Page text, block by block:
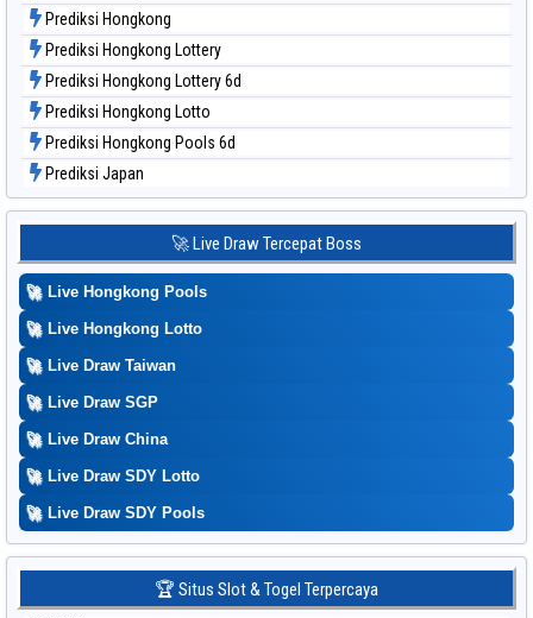
Prediksi Hongkong
Prediksi Hongkong Lottery
Prediksi Hongkong Lottery 6d
Prediksi Hongkong Lotto
Prediksi Hongkong Pools 6d
Prediksi Japan
Prediksi Japan 6d
Prediksi Kuda Lari
Prediksi Magnum Cambodia
Prediksi Nagoya
Prediksi North Carolina Day
Prediksi Singapore
Prediksi Sydney
Prediksi Sydney Lottery
Prediksi Sydney Lottery 6d
Prediksi Sydney Lotto
Prediksi Sydney Pools 6d
🚀 Live Draw Tercepat Boss
🚀 Live Hongkong Pools
🚀 Live Hongkong Lotto
🚀 Live Draw Taiwan
🚀 Live Draw SGP
🚀 Live Draw China
🚀 Live Draw SDY Lotto
🚀 Live Draw SDY Pools
🏆 Situs Slot & Togel Terpercaya